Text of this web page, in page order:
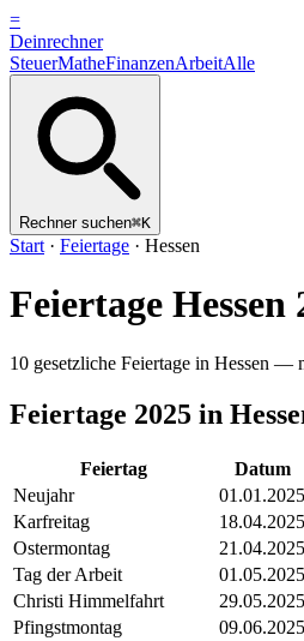
=
Deinrechner
SteuerMatheFinanzenArbeitAlle
Rechner suchen⌘K
Start · Feiertage · Hessen
Feiertage Hessen
10 gesetzliche Feiertage in Hessen —
Feiertage 2025 in
Feiertag Datum
Neujahr
01.01.2025
Karfreitag
18.04.2025
Ostermontag
21.04.2025
Tag der Arbeit
01.05.2025
Christi Himmelfahrt
29.05.2025
Pfingstmontag
09.06.2025